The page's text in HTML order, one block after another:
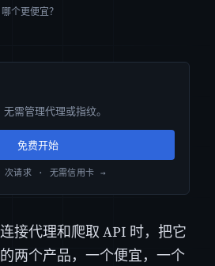
个更便宜？
需管理代理或指纹。
免费开始
请求 · 无需信用卡 →
接代理和爬取 API 时，把它
两个产品，一个便宜，一个